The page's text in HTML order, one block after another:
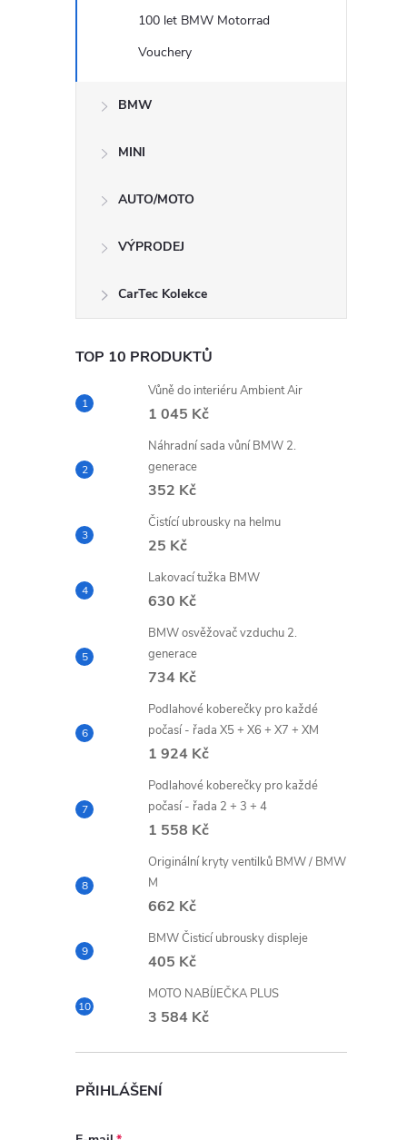
100 let BMW Motorrad
Vouchery
BMW
MINI
AUTO/MOTO
VÝPRODEJ
CarTec Kolekce
TOP 10 PRODUKTŮ
Vůně do interiéru Ambient Air
1 045 Kč
Náhradní sada vůní BMW 2.
generace
352 Kč
Čistící ubrousky na helmu
25 Kč
Lakovací tužka BMW
630 Kč
BMW osvěžovač vzduchu 2.
generace
734 Kč
Podlahové koberečky pro každé
počasí - řada X5 + X6 + X7 + XM
1 924 Kč
Podlahové koberečky pro každé
počasí - řada 2 + 3 + 4
1 558 Kč
Originální kryty ventilků BMW / BMW
M
662 Kč
BMW Čisticí ubrousky displeje
405 Kč
MOTO NABÍJEČKA PLUS
3 584 Kč
PŘIHLÁŠENÍ
23 755 Kč
GS Coro
Akce
Novinka
Pánská bunda BMW
Schwabing Limited Edition
DPH
12 985 Kč
3-5 pracovních
Kód:
16 259 Kč
Akce